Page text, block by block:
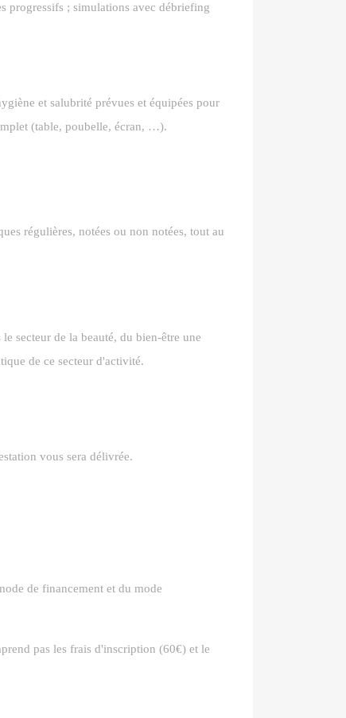
progressifs ; simulations avec débriefing
et salubrité prévues et équipées pour
(table, poubelle, écran, …).
régulières, notées ou non notées, tout au
secteur de la beauté, du bien-être une
de ce secteur d'activité.
vous sera délivrée.
de financement et du mode
pas les frais d'inscription (60€) et le